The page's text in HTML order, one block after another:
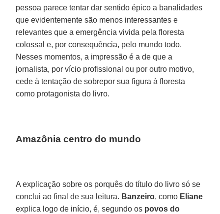
pessoa parece tentar dar sentido épico a banalidades
que evidentemente são menos interessantes e
relevantes que a emergência vivida pela floresta
colossal e, por consequência, pelo mundo todo.
Nesses momentos, a impressão é a de que a
jornalista, por vício profissional ou por outro motivo,
cede à tentação de sobrepor sua figura à floresta
como protagonista do livro.
Amazônia centro do mundo
A explicação sobre os porquês do título do livro só se
conclui ao final de sua leitura. Banzeiro, como Eliane
explica logo de início, é, segundo os povos do